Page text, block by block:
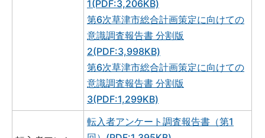
1(PDF:3,206KB)
第6次草津市総合計画策定に向けての
意識調査報告書 分割版
2(PDF:3,998KB)
第6次草津市総合計画策定に向けての
意識調査報告書 分割版
3(PDF:1,299KB)
転入者アンケート調査報告書（第1